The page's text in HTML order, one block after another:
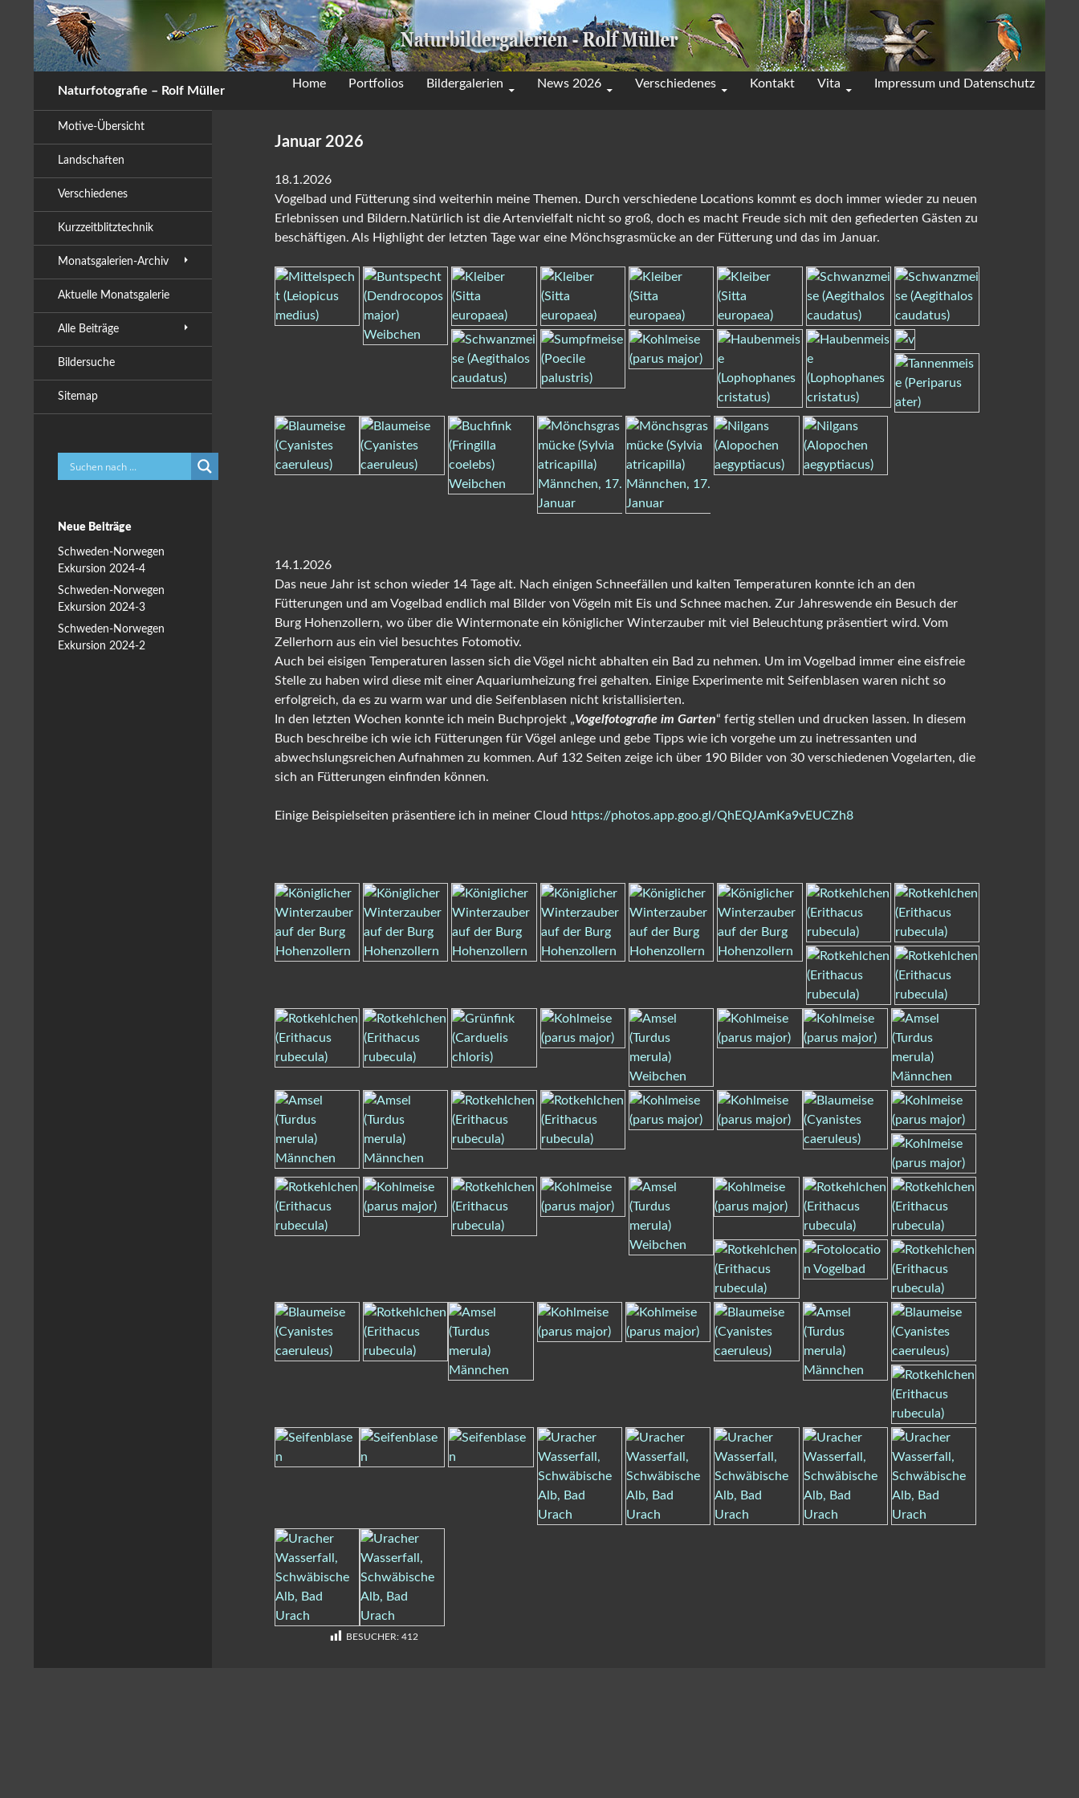
springen
Naturfotografie – Rolf Müller
Home Portfolios Bildergalerien News 2026 Verschiedenes Kontakt Vita Impressum und Datenschutz
Januar 2026
18.1.2026
Vogelbad und Fütterung sind weiterhin meine Themen. Durch verschiedene Locations kommt es doch immer wieder zu neuen
Erlebnissen und Bildern.Natürlich ist die Artenvielfalt nicht so groß, doch es macht Freude sich mit den gefiederten Gästen zu
beschäftigen. Als Highlight der letzten Tage war eine Mönchsgrasmücke an der Fütterung und das im Januar.
14.1.2026
Das neue Jahr ist schon wieder 14 Tage alt. Nach einigen Schneefällen und kalten Temperaturen konnte ich an den
Fütterungen und am Vogelbad endlich mal Bilder von Vögeln mit Eis und Schnee machen. Zur Jahreswende ein Besuch der
Burg Hohenzollern, wo über die Wintermonate ein königlicher Winterzauber mit viel Beleuchtung präsentiert wird. Vom
Zellerhorn aus ein viel besuchtes Fotomotiv.
Auch bei eisigen Temperaturen lassen sich die Vögel nicht abhalten ein Bad zu nehmen. Um im Vogelbad immer eine eisfreie
Stelle zu haben wird diese mit einer Aquariumheizung frei gehalten. Einige Experimente mit Seifenblasen waren nicht so
erfolgreich, da es zu warm war und die Seifenblasen nicht kristallisierten.
In den letzten Wochen konnte ich mein Buchprojekt „Vogelfotografie im Garten“ fertig stellen und drucken lassen. In diesem
Buch beschreibe ich wie ich Fütterungen für Vögel anlege und gebe Tipps wie ich vorgehe um zu inetressanten und
abwechslungsreichen Aufnahmen zu kommen. Auf 132 Seiten zeige ich über 190 Bilder von 30 verschiedenen Vogelarten, die
sich an Fütterungen einfinden können.
Einige Beispielseiten präsentiere ich in meiner Cloud https://photos.app.goo.gl/QhEQJAmKa9vEUCZh8
BESUCHER: 412
Motive-Übersicht
Landschaften
Verschiedenes
Kurzzeitblitztechnik
Monatsgalerien-Archiv
Aktuelle Monatsgalerie
Alle Beiträge
Bildersuche
Sitemap
Neue Beiträge
Schweden-Norwegen
Exkursion 2024-4
Schweden-Norwegen
Exkursion 2024-3
Schweden-Norwegen
Exkursion 2024-2